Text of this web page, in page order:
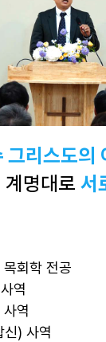
그리스도의
계명대로 서
회학 전공
역
역
신) 사역